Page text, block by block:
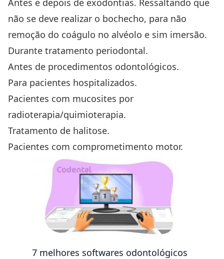
não se deve realizar o bochecho, para não
remoção do coágulo no alvéolo e sim imersão.
Durante tratamento periodontal.
Antes de procedimentos odontológicos.
Para pacientes hospitalizados.
Pacientes com mucosites por
radioterapia/quimioterapia.
Tratamento de halitose.
Pacientes com comprometimento motor.
7 melhores softwares odontológicos